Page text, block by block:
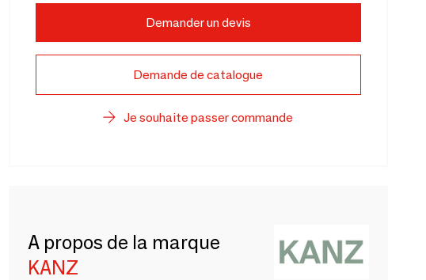
Demander un devis
Demande de catalogue
Je souhaite passer commande
A propos de la marque
KANZ